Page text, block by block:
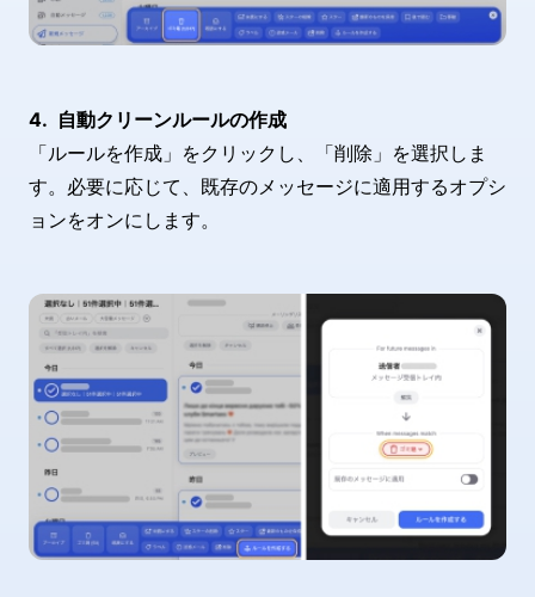
自動クリーンルールの作成
「ルールを作成」をクリックし、「削除」を選択しま
す。必要に応じて、既存のメッセージに適用するオプシ
ョンをオンにします。